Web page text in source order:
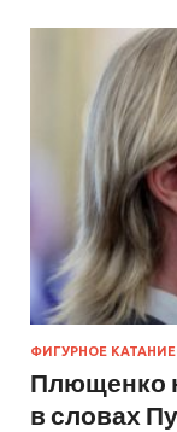
ФИГУРНОЕ КАТАНИЕ
Плющенко
в словах